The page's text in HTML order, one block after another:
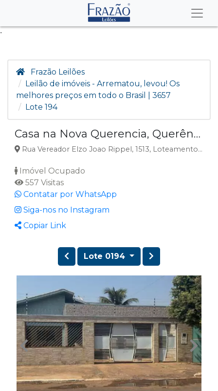
.
Frazão Leilões
Leilão de imóveis - Arrematou, levou! Os
melhores preços em todo o Brasil | 3657
Lote 194
Casa na Nova Querencia, Querência, MT
Rua Vereador Elzo Joao Rippel, 1513, Loteamento Nova Querencia I, Nova Querencia, Querência, MT
Imóvel Ocupado
557 Visitas
Contatar por WhatsApp
Siga-nos no Instagram
Copiar Link
Lote 0194